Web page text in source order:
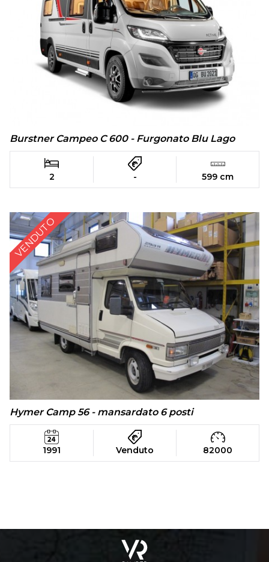
Burstner Campeo C 600 - Furgonato Blu Lago
2 - 599 cm
VENDUTO
Hymer Camp 56 - mansardato 6 posti
1991 Venduto 82000